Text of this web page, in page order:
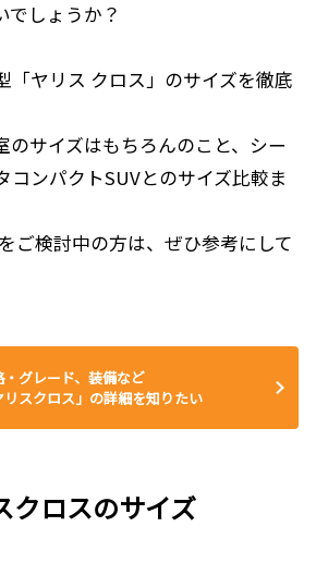
でしょうか？
「ヤリス クロス」のサイズを徹底
のサイズはもちろんのこと、シー
コンパクトSUVとのサイズ比較ま
ご検討中の方は、ぜひ参考にして
・グレード、装備など
リスクロス」の詳細を知りたい
クロスのサイズ